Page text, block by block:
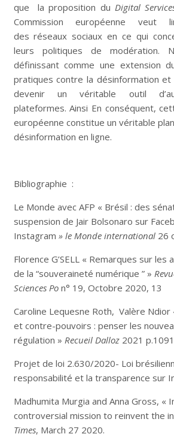
que la proposition du Digital
Commission européenne veut
des réseaux sociaux en ce qui
leurs politiques de modération.
définissant comme une extension
pratiques contre la désinformation
devenir un véritable outil
plateformes. Ainsi En conséquent,
européenne constitue un véritable
désinformation en ligne.
Bibliographie :
Le Monde avec AFP « Brésil : des
suspension de Jair Bolsonaro sur
Instagram » le Monde international26
Florence G’SELL « Remarques sur les
de la “souveraineté numérique ” »
Sciences Pon° 19, Octobre 2020, 13
Caroline Lequesne Roth, Valère Ndior
et contre-pouvoirs : penser les
régulation » Recueil Dalloz2021 p.1091
Projet de loi 2.630/2020- Loi
responsabilité et la transparence sur
Madhumita Murgia and Anna Gross, «
controversial mission to reinvent the
Times, March 27 2020.